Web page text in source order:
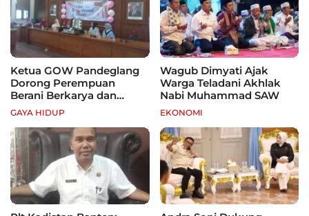
Ketua GOW Pandeglang
Dorong Perempuan
Berani Berkarya dan
Mandiri
GAYA HIDUP
Wagub Dimyati Ajak
Warga Teladani Akhlak
Nabi Muhammad SAW
EKONOMI